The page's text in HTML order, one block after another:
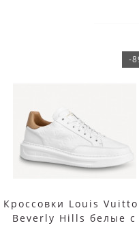
-
Кроссовки Louis
Beverly Hills белые с